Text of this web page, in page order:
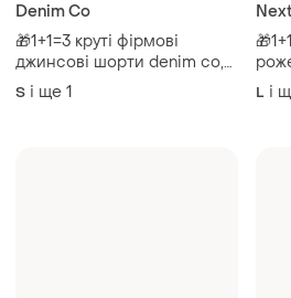
Denim Co
🎁1+1=3 круті фірмові
джинсові шорти denim co,
розмір 42 — 44
S і ще 1
Next
48 -
L і